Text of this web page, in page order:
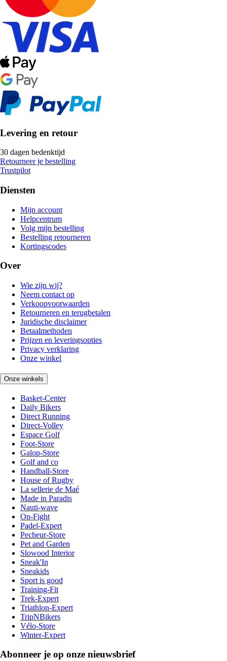
Levering en retour
30 dagen bedenktijd
Retourneer je bestelling
Trustpilot
Diensten
Mijn account
Helpcentrum
Volg mijn bestelling
Bestelling retourneren
Kortingscodes
Over
Wie zijn wij?
Neem contact op
Verkoopvoorwaarden
Retourneren en terugbetalen
Juridische disclaimer
Betaalmethoden
Prijzen en leveringsopties
Privacy verklaring
Onze winkel
Onze winkels
Basket-Center
Daily Bikers
Direct Running
Direct-Volley
Espace Golf
Foot-Store
Galop-Store
Golf and co
Handball-Store
House of Rugby
La sellerie de Maé
Made in Paradis
Nauti-wave
On-Fight
Padel-Expert
Pecheur-Store
Pet and Garden
Slowood Interior
Sneak'In
Sneakids
Sport is good
Training-Fit
Trek-Expert
Triathlon-Expert
TripNBikers
Vélo-Store
Winter-Expert
Abonneer je op onze nieuwsbrief